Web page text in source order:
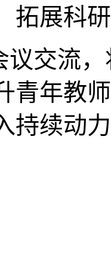
拓展科
交流，
青年教
持续动